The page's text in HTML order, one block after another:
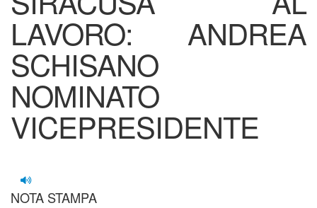
LAVORO: ANDREA
SCHISANO
NOMINATO
VICEPRESIDENTE
NOTA STAMPA